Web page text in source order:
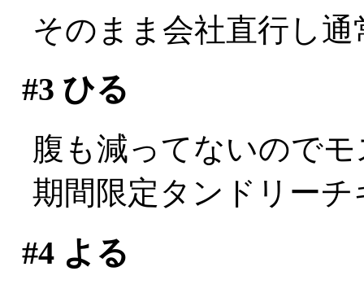
そのまま会社直行し
#3 ひる
腹も減ってないのでモ
期間限定タンドリー
#4よる